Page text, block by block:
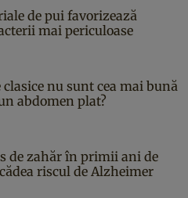
de pui favorizează
mai periculoase
clasice nu sunt cea mai bună
abdomen plat?
de zahăr în primii ani de
riscul de Alzheimer